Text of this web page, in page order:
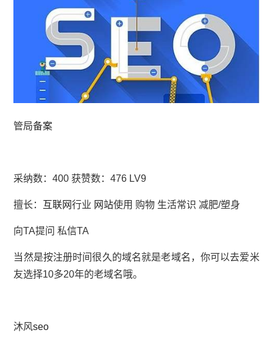
管局备案
采纳数：400 获赞数：476 LV9
擅长： 互联网行业 网站使用 购物 生活常识 减肥/塑身
向TA提问 私信TA
当然是按注册时间很久的域名就是老域名，你可以去爱米
友选择10多20年的老域名哦。
沐风seo